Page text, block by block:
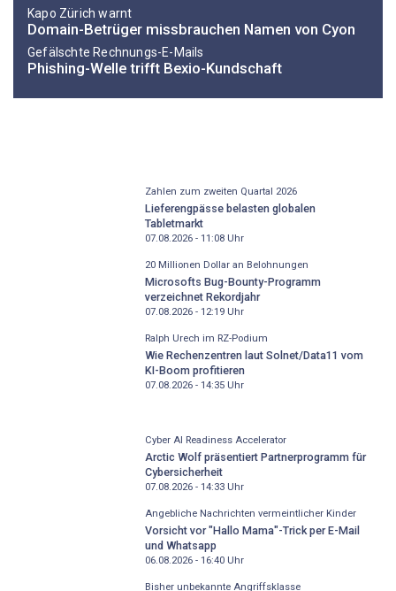
Kapo Zürich warnt
Domain-Betrüger missbrauchen Namen von Cyon
Gefälschte Rechnungs-E-Mails
Phishing-Welle trifft Bexio-Kundschaft
Zahlen zum zweiten Quartal 2026
Lieferengpässe belasten globalen
Tabletmarkt
07.08.2026 - 11:08Uhr
20 Millionen Dollar an Belohnungen
Microsofts Bug-Bounty-Programm
verzeichnet Rekordjahr
07.08.2026 - 12:19Uhr
Ralph Urech im RZ-Podium
Wie Rechenzentren laut Solnet/Data11 vom
KI-Boom profitieren
07.08.2026 - 14:35Uhr
Cyber AI Readiness Accelerator
Arctic Wolf präsentiert Partnerprogramm für
Cybersicherheit
07.08.2026 - 14:33Uhr
Angebliche Nachrichten vermeintlicher Kinder
Vorsicht vor "Hallo Mama"-Trick per E-Mail
und Whatsapp
06.08.2026 - 16:40Uhr
Bisher unbekannte Angriffsklasse